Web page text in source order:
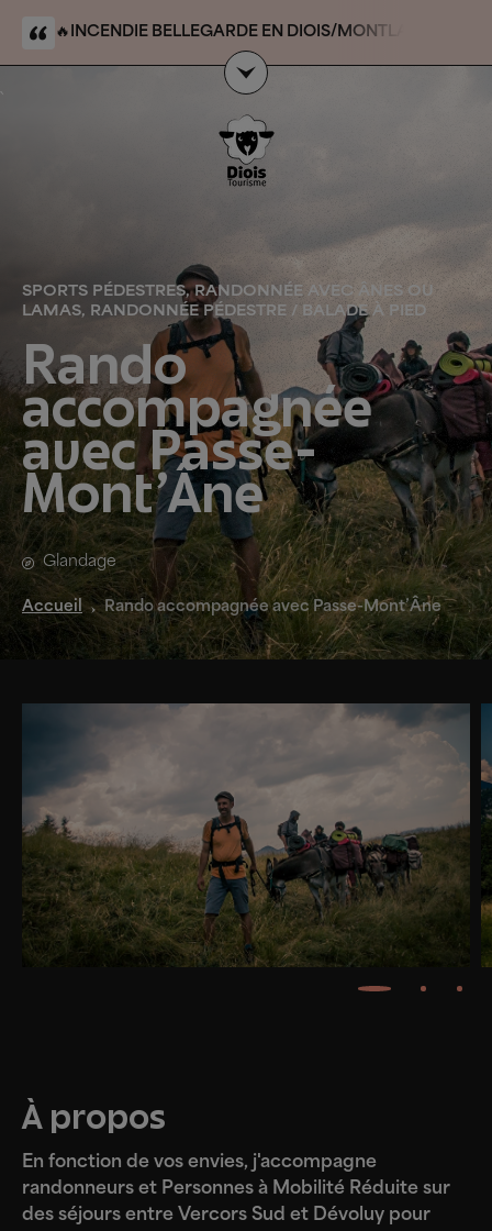
🔥 INCENDIE BELLEGARDE EN DIOIS/MONTLAHUC
massif/forêt domaniale du Claps. Le site du Claps
n’est pas touché par l’événement et reste accessible
SPORTS PÉDESTRES, RANDONNÉE AVEC ÂNES OU
LAMAS, RANDONNÉE PÉDESTRE / BALADE À PIED
Rando
accompagnée
avec Passe-
Mont'Âne
Glandage
Accueil Rando accompagnée avec Passe-Mont’Âne
À propos
En fonction de vos envies, j'accompagne
randonneurs et Personnes à Mobilité Réduite sur
des séjours entre Vercors Sud et Dévoluy pour